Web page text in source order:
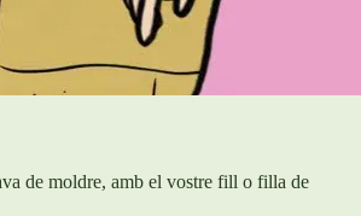
de moldre, amb el vostre fill o filla de